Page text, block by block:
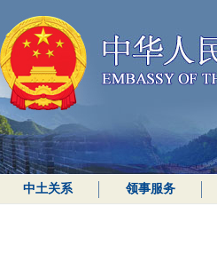
中土关系 领事服务